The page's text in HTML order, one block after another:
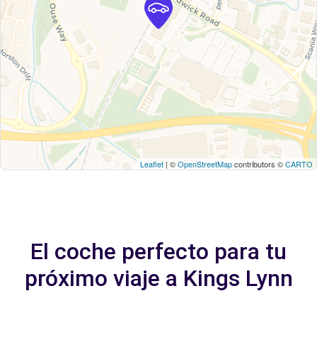
Leaflet | ©OpenStreetMapcontributors ©CARTO
El coche perfecto para tu
próximo viaje a Kings Lynn